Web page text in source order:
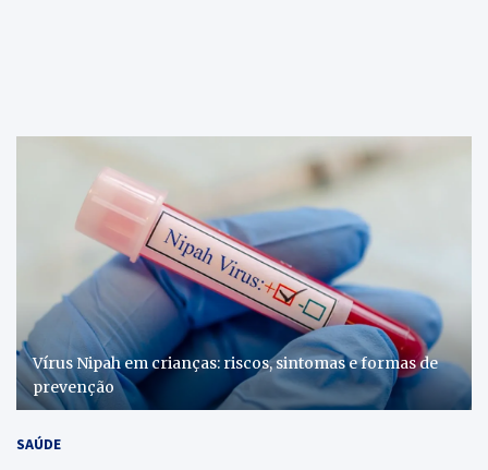
Vírus Nipah em crianças: riscos, sintomas e formas de
prevenção
SAÚDE